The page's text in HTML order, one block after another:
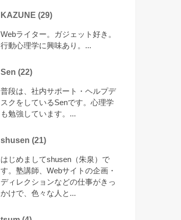
KAZUNE (29)
Webライター。ガジェット好き。
行動心理学に興味あり。...
Sen (22)
普段は、社内サポート・ヘルプデ
スクをしているSenです。心理学
も勉強しています。...
shusen (21)
はじめましてshusen（朱泉）で
す。塾講師、Webサイトの企画・
ディレクションなどの仕事がきっ
かけで、色々な人と...